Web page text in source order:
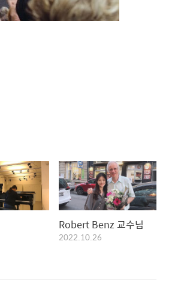
Robert Benz 교수님
2022.10.26